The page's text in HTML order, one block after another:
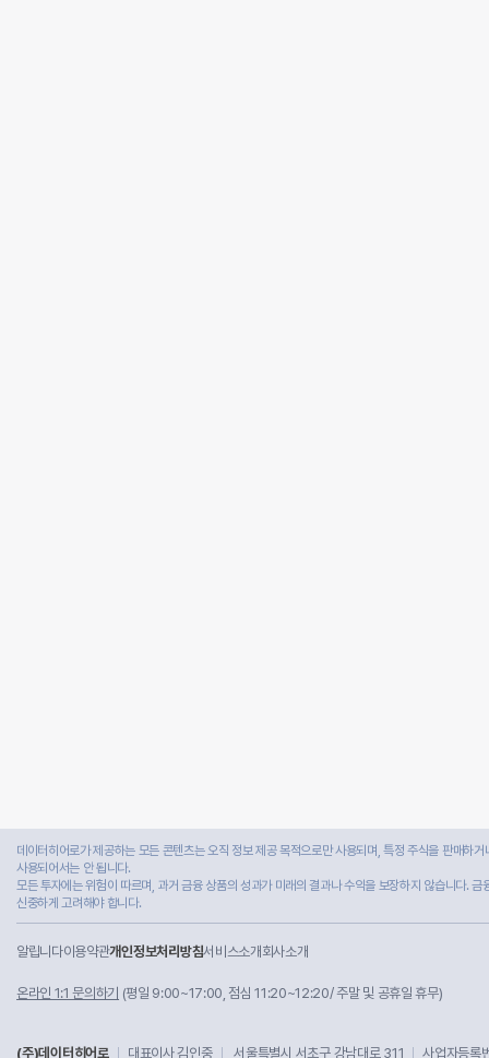
데이터히어로가 제공하는 모든 콘텐츠는 오직 정보 제공 목적으로만 사용되며, 특정 주식을 판매하
사용되어서는 안 됩니다.
모든 투자에는 위험이 따르며, 과거 금융 상품의 성과가 미래의 결과나 수익을 보장하지 않습니다.
신중하게 고려해야 합니다.
알립니다이용약관개인정보처리방침서비스소개 회사소개
온라인 1:1 문의하기 (평일 9:00~17:00, 점심 11:20~12:20/ 주말 및 공휴일 휴무)
(주)데이터히어로 대표이사 김인중 서울특별시 서초구 강남대로 311
사업자등